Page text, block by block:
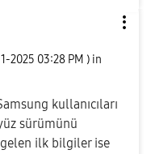
2025 03:28 PM ) in
kullanıcıları
sürümünü
gelen ilk bilgiler ise